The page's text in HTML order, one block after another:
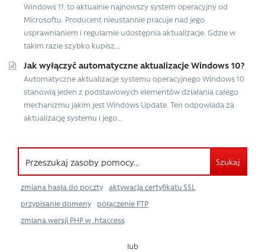
Windows 11, to aktualnie najnowszy system operacyjny od
Microsoftu. Producent nieustannie pracuje nad jego
usprawnianiem i regularnie udostępnia aktualizacje. Gdzie w
takim razie szybko kupisz...
Jak wyłączyć automatyczne aktualizacje Windows 10?
Automatyczne aktualizacje systemu operacyjnego Windows 10
stanowią jeden z podstawowych elementów działania całego
mechanizmu jakim jest Windows Update. Ten odpowiada za
aktualizację systemu i jego...
Szukaj
zmiana hasła do poczty
aktywacja certyfikatu SSL
przypisanie domeny
połączenie FTP
zmiana wersji PHP w .htaccess
lub